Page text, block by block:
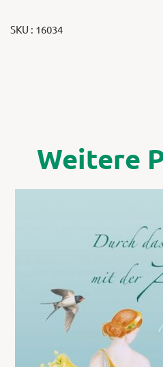
SKU : 16034
Weitere